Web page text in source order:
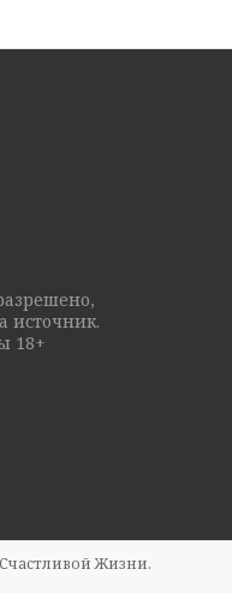
источник.
18+
Жизни.